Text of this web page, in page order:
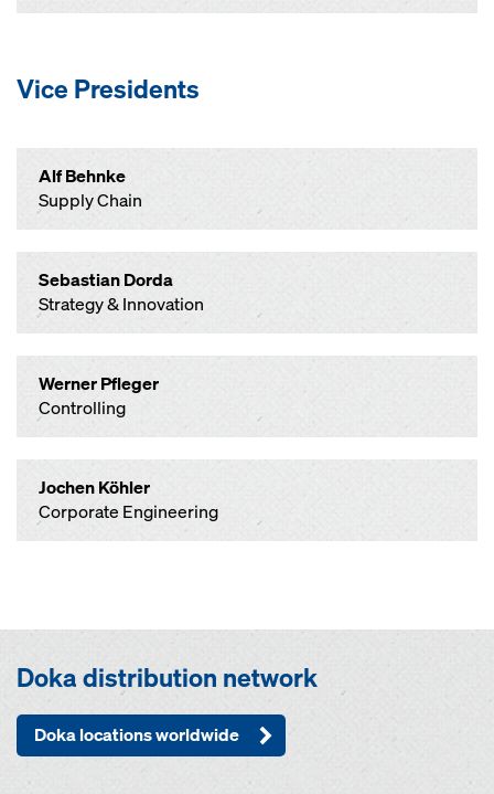
Vice Presidents
Alf Behnke
Supply Chain
Sebastian Dorda
Strategy & Innovation
Werner Pfleger
Controlling
Jochen Köhler
Corporate Engineering
Doka distribution network
Doka locations worldwide